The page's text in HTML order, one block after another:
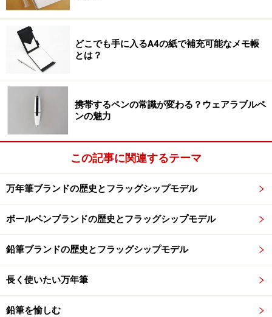
店舗のコンセプトは、
「The First MARUZEN」。丸善が創業以来こだわってき
た世界の文化や情報を日本に伝えるという、その原点に
立ち返り今回の売場作りが行われている。また、
「First」には、もうひとつ「First Class」という意味も
柱や什器が配置され、さながらホテルの中のショップの
ようだ。
では、早速地下1階の万年筆売場からご案内させていた
だくことにしよう。
居心地のよい万年筆コーナー
丸善の既存店の中でも最大級を誇る万年筆売り場
どこでも手に入るA4の紙で補充可能なメモ帳
とは？
携帯するペンの常識が変わる？ウェアラブルペ
ンの魅力
この記事に関連するテーマ
万年筆ブランドの歴史とフラッグシップモデル
ボールペンブランドの歴史とフラッグシップモデル
鉛筆ブランドの歴史とフラッグシップモデル
長く使いたい万年筆
鉛筆を愉しむ